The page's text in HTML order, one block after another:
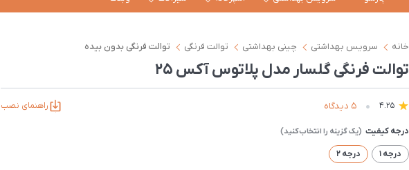
خانه سرویس بهداشتی چینی بهداشتی توالت فرنگی توالت فرنگی بدون بیده
توالت فرنگی گلسار مدل پلاتوس آکس 25
4.25 5 دیدگاه راهنمای نصب
درجه کیفیت
درجه 1 درجه 2